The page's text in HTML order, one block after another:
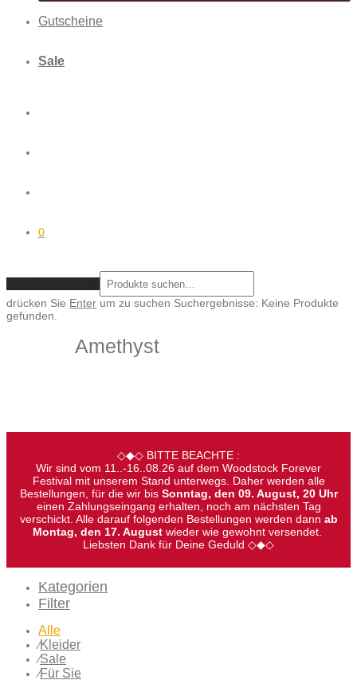
Gutscheine
Sale
0
drücken Sie Enter um zu suchen Suchergebnisse: Keine Produkte
gefunden.
Amethyst
◇◆◇ BITTE BEACHTE :
Wir sind vom 11..-16..08.26 auf dem Woodstock Forever
Festival mit unserem Stand unterwegs. Daher werden alle
Bestellungen, für die wir bis Sonntag, den 09. August, 20 Uhr
einen Zahlungseingang erhalten, noch am nächsten Tag
verschickt. Alle darauf folgenden Bestellungen werden dann ab
Montag, den 17. August wieder wie gewohnt versendet.
Liebsten Dank für Deine Geduld ◇◆◇
Kategorien
Filter
Alle
⁄Kleider
⁄Sale
⁄Für Sie